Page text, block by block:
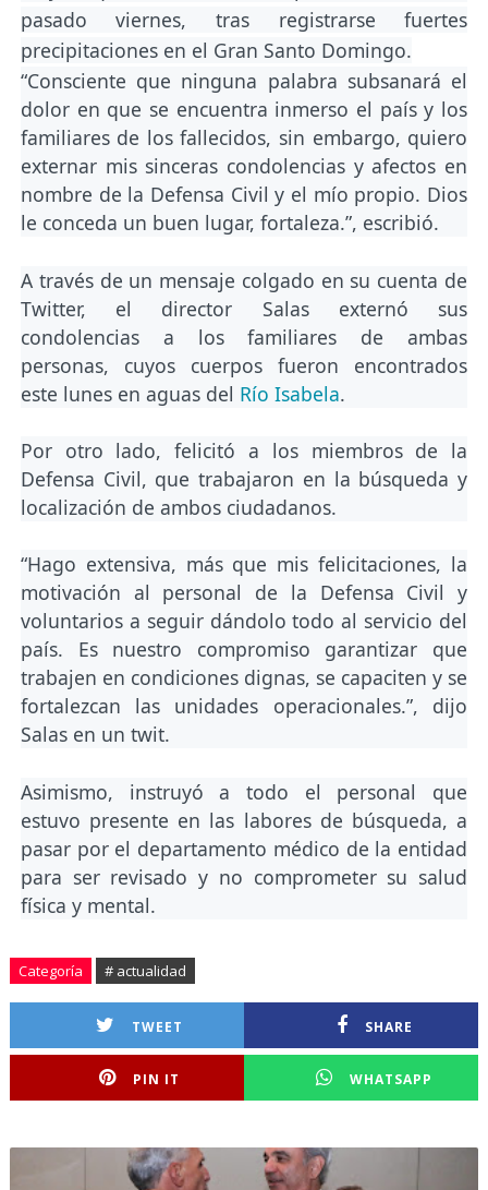
pasado viernes, tras registrarse fuertes
precipitaciones en el Gran Santo Domingo.
“Consciente que ninguna palabra subsanará el
dolor en que se encuentra inmerso el país y los
familiares de los fallecidos, sin embargo, quiero
externar mis sinceras condolencias y afectos en
nombre de la Defensa Civil y el mío propio. Dios
le conceda un buen lugar, fortaleza.”, escribió.
A través de un mensaje colgado en su cuenta de
Twitter, el director Salas externó sus
condolencias a los familiares de ambas
personas, cuyos cuerpos fueron encontrados
este lunes en aguas del Río Isabela.
Por otro lado, felicitó a los miembros de la
Defensa Civil, que trabajaron en la búsqueda y
localización de ambos ciudadanos.
“Hago extensiva, más que mis felicitaciones, la
motivación al personal de la Defensa Civil y
voluntarios a seguir dándolo todo al servicio del
país. Es nuestro compromiso garantizar que
trabajen en condiciones dignas, se capaciten y se
fortalezcan las unidades operacionales.”, dijo
Salas en un twit.
Asimismo, instruyó a todo el personal que
estuvo presente en las labores de búsqueda, a
pasar por el departamento médico de la entidad
para ser revisado y no comprometer su salud
física y mental.
Categoría # actualidad
TWEET SHARE
PIN IT WHATSAPP